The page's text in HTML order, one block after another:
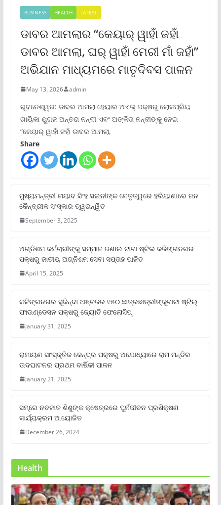
BUSINESS HEALTH LATEST
ଡାବର ଆମଲାର “କେୟାର୍ ୱାହାଁ ଜହାଁ
ଡାବର ଆମଲା, ଘର୍ ୱାହାଁ ମେରୀ ମାଁ ଜହାଁ”
ଅଭିଯାନ ମାଧ୍ୟମରେ ମାତୃଦିବସ ପାଳନ
May 13, 2026 admin
ଭୁବନେଶ୍ୱର: ଡାବର ଆମଲା ହେୟାର ଅଏଲ୍ ପକ୍ଷରୁ ଲୋକପ୍ରିୟ
ଗାୟିକା ଯୁଗଳ ଅନ୍ତରା ନନ୍ଦୀ ଏବଂ ଅଙ୍କିତା ନନ୍ଦୀଙ୍କୁ ନେଇ
“କେୟାର୍ ୱାହାଁ ଜହାଁ ଡାବର ଆମଲା,
Share
ମୁଖ୍ୟମନ୍ତ୍ରୀ ନାୟାବ ସିଂହ ସଇନୀଙ୍କ ନେତୃତ୍ୱରେ ହରିୟାଣାରେ ଜନ
କୈନ୍ଦ୍ରୀକ ସଂସ୍କାର ତ୍ୱରାନ୍ୱିତ
September 3, 2025
ଅଗ୍ନିଶମ କର୍ମଚାରୀଙ୍କୁ ସମ୍ମାନ ଜଣାଇ ଟାଟା ଷ୍ଟିଲ କଳିଙ୍ଗନଗର
ପକ୍ଷରୁ ଜାତୀୟ ଅଗ୍ନିଶମ ସେବା ସପ୍ତାହ ପାଳିତ
April 15, 2025
କଳିଙ୍ଗନଗର ସୁକିନ୍ଦା ଅଞ୍ଚଳର ୧୫୦ ଛାତ୍ରଛାତ୍ରୀଙ୍କୁଟାଟା ଷ୍ଟିଲ୍
ଫାଉଣ୍ଡେସନ ପକ୍ଷରୁ ଜ୍ୟୋତି ଫେଲୋସିପ୍‌
January 31, 2025
ରାମାୟଣ ସାଂସ୍କୃତିକ କେନ୍ଦ୍ର ପକ୍ଷରୁ ଅଯୋଧ୍ୟାରେ ରାମ ମନ୍ଦିର
ଉଦଘାଟନର ପ୍ରଥମ ବାର୍ଷିକୀ ପାଳନ
January 21, 2025
ସମ୍‌ରେ ନବଜାତ ଶିଶୁଙ୍କ କ୍ଷେତ୍ରରେ ପୁର୍ନଜୀବନ ପ୍ରଶିକ୍ଷଣ
କାର୍ଯ୍ୟକ୍ରମ ଆୟୋଜିତ
December 26, 2024
Health